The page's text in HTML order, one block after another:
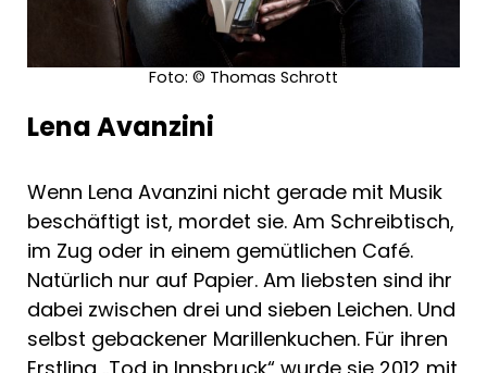
Foto: © Thomas Schrott
Lena Avanzini
Wenn Lena Avanzini nicht gerade mit Musik
beschäftigt ist, mordet sie. Am Schreibtisch,
im Zug oder in einem gemütlichen Café.
Natürlich nur auf Papier. Am liebsten sind ihr
dabei zwischen drei und sieben Leichen. Und
selbst gebackener Marillenkuchen. Für ihren